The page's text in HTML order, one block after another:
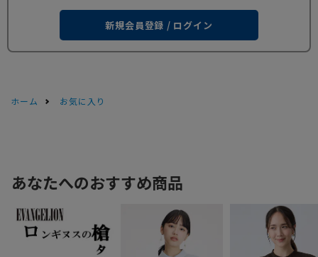
新規会員登録 / ログイン
ホーム お気に入り